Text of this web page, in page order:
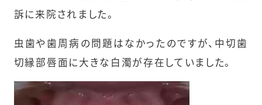
訴に来院されました。
虫歯や歯周病の問題はなかったのですが、中切歯
切縁部唇面に大きな白濁が存在していました。